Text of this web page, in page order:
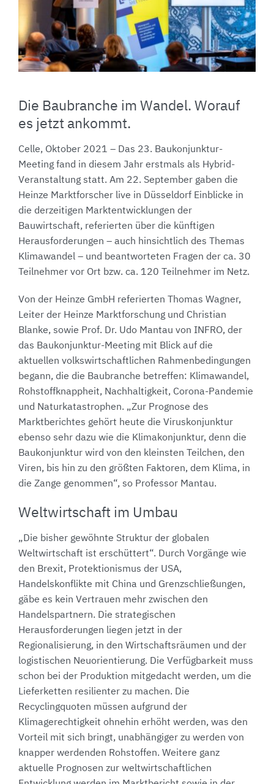
Die Baubranche im Wandel. Worauf
es jetzt ankommt.
Celle, Oktober 2021 – Das 23. Baukonjunktur-
Meeting fand in diesem Jahr erstmals als Hybrid-
Veranstaltung statt. Am 22. September gaben die
Heinze Marktforscher live in Düsseldorf Einblicke in
die derzeitigen Marktentwicklungen der
Bauwirtschaft, referierten über die künftigen
Herausforderungen – auch hinsichtlich des Themas
Klimawandel – und beantworteten Fragen der ca. 30
Teilnehmer vor Ort bzw. ca. 120 Teilnehmer im Netz.
Von der Heinze GmbH referierten Thomas Wagner,
Leiter der Heinze Marktforschung und Christian
Blanke, sowie Prof. Dr. Udo Mantau von INFRO, der
das Baukonjunktur-Meeting mit Blick auf die
aktuellen volkswirtschaftlichen Rahmenbedingungen
begann, die die Baubranche betreffen: Klimawandel,
Rohstoffknappheit, Nachhaltigkeit, Corona-Pandemie
und Naturkatastrophen. „Zur Prognose des
Marktberichtes gehört heute die Viruskonjunktur
ebenso sehr dazu wie die Klimakonjunktur, denn die
Baukonjunktur wird von den kleinsten Teilchen, den
Viren, bis hin zu den größten Faktoren, dem Klima, in
die Zange genommen“, so Professor Mantau.
Weltwirtschaft im Umbau
„Die bisher gewöhnte Struktur der globalen
Weltwirtschaft ist erschüttert“. Durch Vorgänge wie
den Brexit, Protektionismus der USA,
Handelskonflikte mit China und Grenzschließungen,
gäbe es kein Vertrauen mehr zwischen den
Handelspartnern. Die strategischen
Herausforderungen liegen jetzt in der
Regionalisierung, in den Wirtschaftsräumen und der
logistischen Neuorientierung. Die Verfügbarkeit muss
schon bei der Produktion mitgedacht werden, um die
Lieferketten resilienter zu machen. Die
Recyclingquoten müssen aufgrund der
Klimagerechtigkeit ohnehin erhöht werden, was den
Vorteil mit sich bringt, unabhängiger zu werden von
knapper werdenden Rohstoffen. Weitere ganz
aktuelle Prognosen zur weltwirtschaftlichen